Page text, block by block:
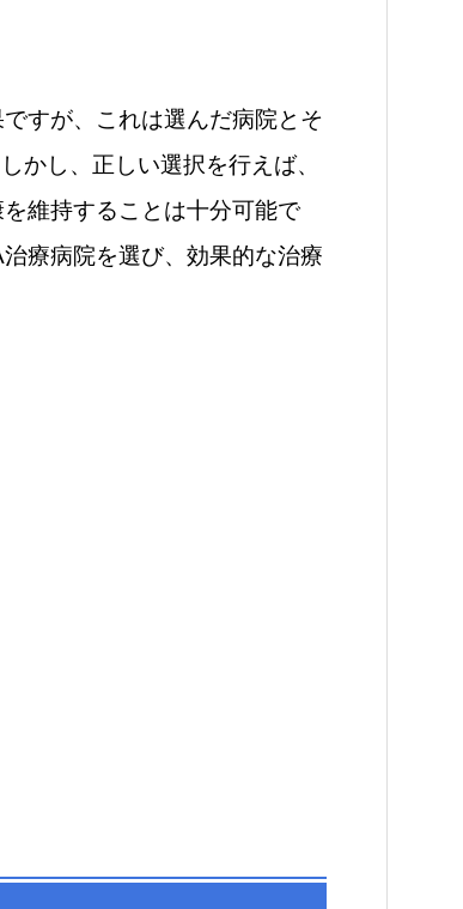
すが、これは選んだ病院とそ
かし、正しい選択を行えば、
維持することは十分可能で
療病院を選び、効果的な治療